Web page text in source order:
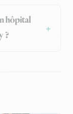
hôpital
?